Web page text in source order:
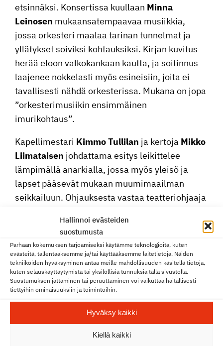
Hallinnoi evästeiden
suostumusta
Parhaan kokemuksen tarjoamiseksi käytämme teknologioita, kuten
evästeitä, tallentaaksemme ja/tai käyttääksemme laitetietoja. Näiden
tekniikoiden hyväksyminen antaa meille mahdollisuuden käsitellä tietoja,
kuten selauskäyttäytymistä tai yksilöllisiä tunnuksia tällä sivustolla.
Suostumuksen jättäminen tai peruuttaminen voi vaikuttaa haitallisesti
tiettyihin ominaisuuksiin ja toimintoihin.
Hyväksy kaikki
Kiellä kaikki
etsin­näksi. Konser­tissa kuullaan Minna
Leinosen mukaan­sa­tem­paavaa musiikkia,
jossa orkesteri maalaa tarinan tunnelmat ja
yllätykset soiviksi kohtauk­siksi. Kirjan kuvitus
herää eloon valko­kan­kaan kautta, ja soitinnus
laajenee nokke­lasti myös esinei­siin, joita ei
taval­li­sesti nähdä orkes­te­rissa. Mukana on jopa
”orkes­te­ri­musiikin ensim­mäinen
imurikohtaus”.
Kapel­li­mes­tari Kimmo Tullilan ja kertoja Mikko
Liima­taisen johdat­tama esitys leikit­telee
lämpi­mällä anarkialla, jossa myös yleisö ja
lapset pääsevät mukaan muumi­maa­ilman
seikkai­luun. Ohjauk­sesta vastaa teatte­rioh­jaaja
aiemmin Pori Sinfo­niet­talle ja Tampere
Konsertin kesto on noin 40 minuuttia, ei
väliaikaa. Ikäsuo­situs yli viisivuotiaille.
Ohjelma:
Kimmo Tullila, kapel­li­mes­tari
Mikko Liima­tainen,kertoja